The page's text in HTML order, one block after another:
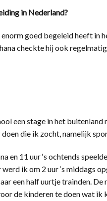
in Nederland?
goed begeleid heeft in
checkte hij ook
een stage in het
die ik zocht, namelijk
en 11 uur ‘s ochtends
ik om 2 uur ‘s middags
een half uurtje trainden.
de kinderen te doen wat